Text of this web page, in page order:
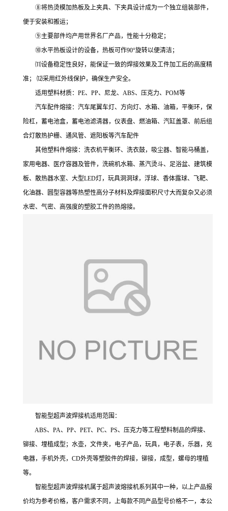
⑧将热烫模加热板及上夹具、下夹具设计成为一个独立组装部件，
便于安装和搬运；
⑨主要部件均产用世界名厂产品，性能十分稳定；
⑩水平热板设计的设备，热板可作90°旋转以便清洁；
⑾设备稳定性良好，能保证一致的焊接效果及工件加工后的高度精
准； ⑿采用红外线保护，确保生产安全。
适用塑料材质：PE、PP、尼龙、ABS、压克力、POM等
汽车配件熔接：汽车尾翼车灯、方向灯、水箱、油箱，平衡环，保
险杠，蓄电池盒，蓄电池滤清器，仪表盘、燃油箱、汽缸盖罩、前后组
合灯散热护栅、通风管、遮阳板等汽车配件
其他塑料件熔接：洗衣机平衡环、洗衣鼓，吸尘器、智能马桶盖，
家用电器、医疗容器及管件，洗碗机水箱、蒸汽烫斗、足浴盆、建筑模
板、散热器水室、大型LED灯，玩具洞洞球，浮球、香体露球、飞靶、
化油器、圆型容器等热塑性高分子材料及焊接面积尺寸大而复杂又必须
水密、气密、高强度的塑胶工件的热熔接。
智能型超声波焊接机适用范围：
ABS、PA、PP、PET、PC、PS、压克力等工程塑料制品的焊接、
铆接、埋植成型；水壶，文件夹，电子产品，玩具，电子表，乐器，充
电器，手机外壳，CD外壳等塑胶件的焊接，铆接，成型，螺母的埋植
等。
智能型超声波焊接机属于超声波熔接机系列其中一种，以上产品报
价均为参考价格，客户需求不同，上每款不同产品型号价格不一，本公